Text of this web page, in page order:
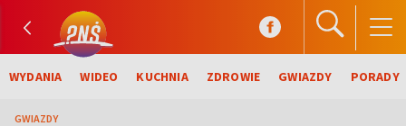
WYDANIA WIDEO KUCHNIA ZDROWIE GWIAZDY PORADY
GWIAZDY